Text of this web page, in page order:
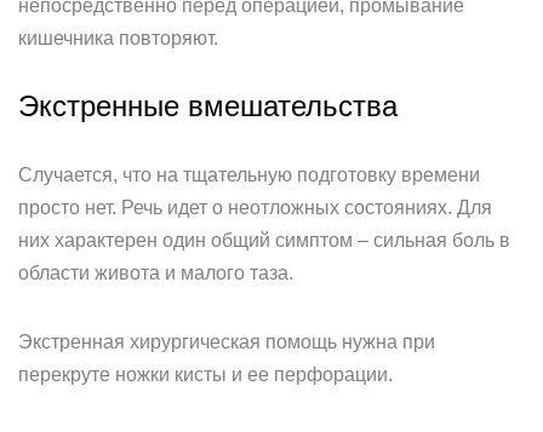
непосредственно перед операцией, промывание
кишечника повторяют.
Экстренные вмешательства
Случается, что на тщательную подготовку времени
просто нет. Речь идет о неотложных состояниях. Для
них характерен один общий симптом – сильная боль в
области живота и малого таза.
Экстренная хирургическая помощь нужна при
перекруте ножки кисты и ее перфорации.